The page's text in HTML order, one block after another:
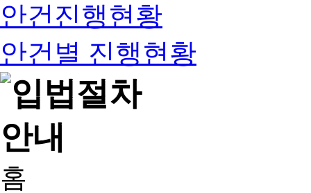
안건진행현황
안건별 진행현황
홈